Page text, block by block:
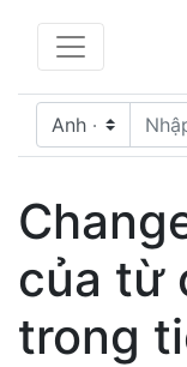
của từ
trong